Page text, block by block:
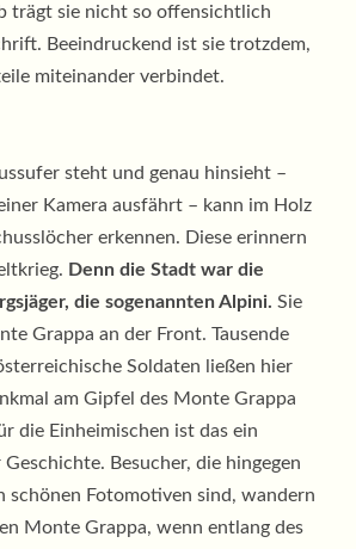
trägt sie nicht so offensichtlich
Beeindruckend ist sie trotzdem,
miteinander verbindet.
steht und genau hinsieht –
Kamera ausfährt – kann im Holz
erkennen. Diese erinnern
Denn die Stadt war die
die sogenannten Alpini. Sie
Grappa an der Front. Tausende
Soldaten ließen hier
am Gipfel des Monte Grappa
die Einheimischen ist das ein
Besucher, die hingegen
schönen Fotomotiven sind, wandern
Monte Grappa, wenn entlang des